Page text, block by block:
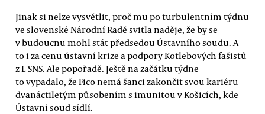
Jinak si nelze vysvětlit, proč mu po turbulentním týdnu
ve slovenské Národní Radě svitla naděje, že by se
v budoucnu mohl stát předsedou Ústavního soudu. A
to i za cenu ústavní krize a podpory Kotlebových fašistů
z L'SNS. Ale popořadě. Ještě na začátku týdne
to vypadalo, že Fico nemá šanci zakončit svou kariéru
dvanáctiletým působením s imunitou v Košicích, kde
Ústavní soud sídlí.